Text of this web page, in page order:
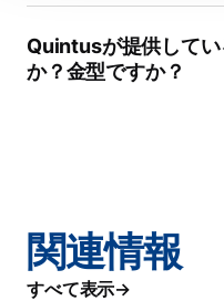
Quintusが提供して
か？金型ですか？
関連情報
すべて表示